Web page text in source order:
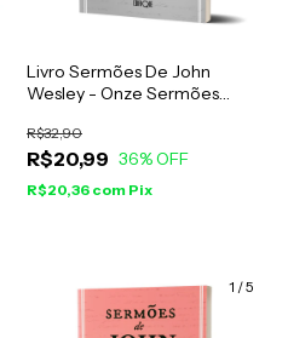
Livro Sermões De John
Wesley - Onze Sermões
A Guerra Espiritual E A
Maturidade Cristã
R$20,99
R$32,90
36% OFF
R$20,36 com Pix
1 /5